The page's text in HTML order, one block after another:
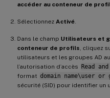
accéder au conteneur de
Sélectionnez Activé
Dans le champ Utilisateurs et
conteneur de profils , cliquez
utilisateurs et les groupes AD
l’autorisation d’accès Read
format domain name\user or
sécurité (SID) pour identifier un